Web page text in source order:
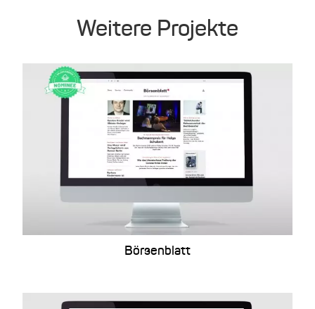
Weitere Projekte
Börsenblatt